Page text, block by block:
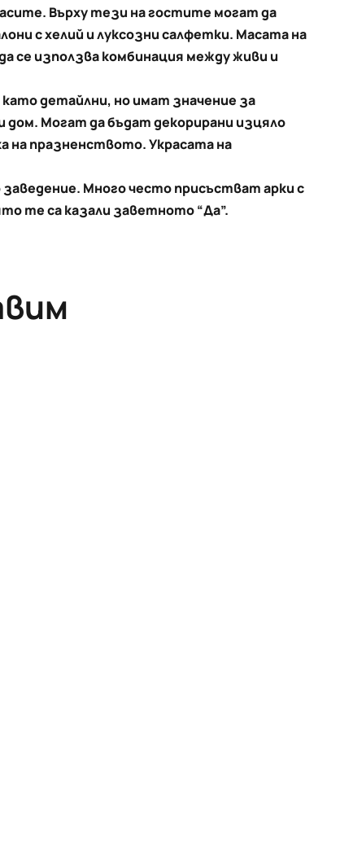
Върху тези на гостите могат да
с хелий и луксозни салфетки. Масата на
се използва комбинация между живи и
детайлни, но имат значение за
Могат да бъдат декорирани изцяло
на празненството. Украсата на
Много често присъстват арки с
те са казали заветното “Да”.